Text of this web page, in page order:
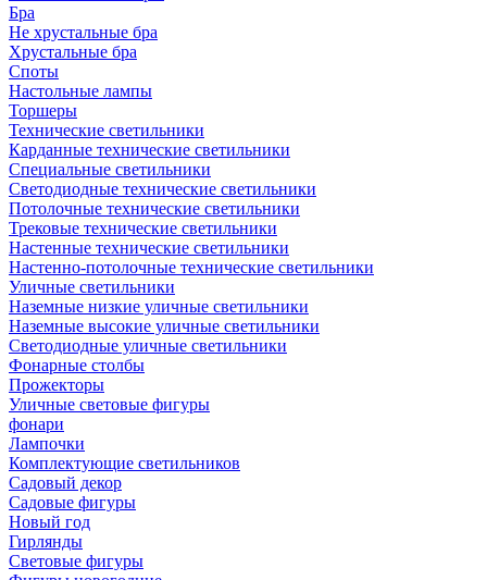
Бра
Не хрустальные бра
Хрустальные бра
Споты
Настольные лампы
Торшеры
Технические светильники
Карданные технические светильники
Специальные светильники
Светодиодные технические светильники
Потолочные технические светильники
Трековые технические светильники
Настенные технические светильники
Настенно-потолочные технические светильники
Уличные светильники
Наземные низкие уличные светильники
Наземные высокие уличные светильники
Светодиодные уличные светильники
Фонарные столбы
Прожекторы
Уличные световые фигуры
фонари
Лампочки
Комплектующие светильников
Садовый декор
Садовые фигуры
Новый год
Гирлянды
Световые фигуры